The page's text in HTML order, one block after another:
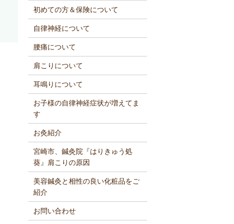
初めての方＆保険について
自律神経について
腰痛について
肩こりについて
耳鳴りについて
お子様の自律神経症状が増えてま
す
お灸紹介
宮崎市、鍼灸院『はりきゅう処
葵』肩こりの原因
美容鍼灸と相性の良い化粧品をご
紹介
お問い合わせ